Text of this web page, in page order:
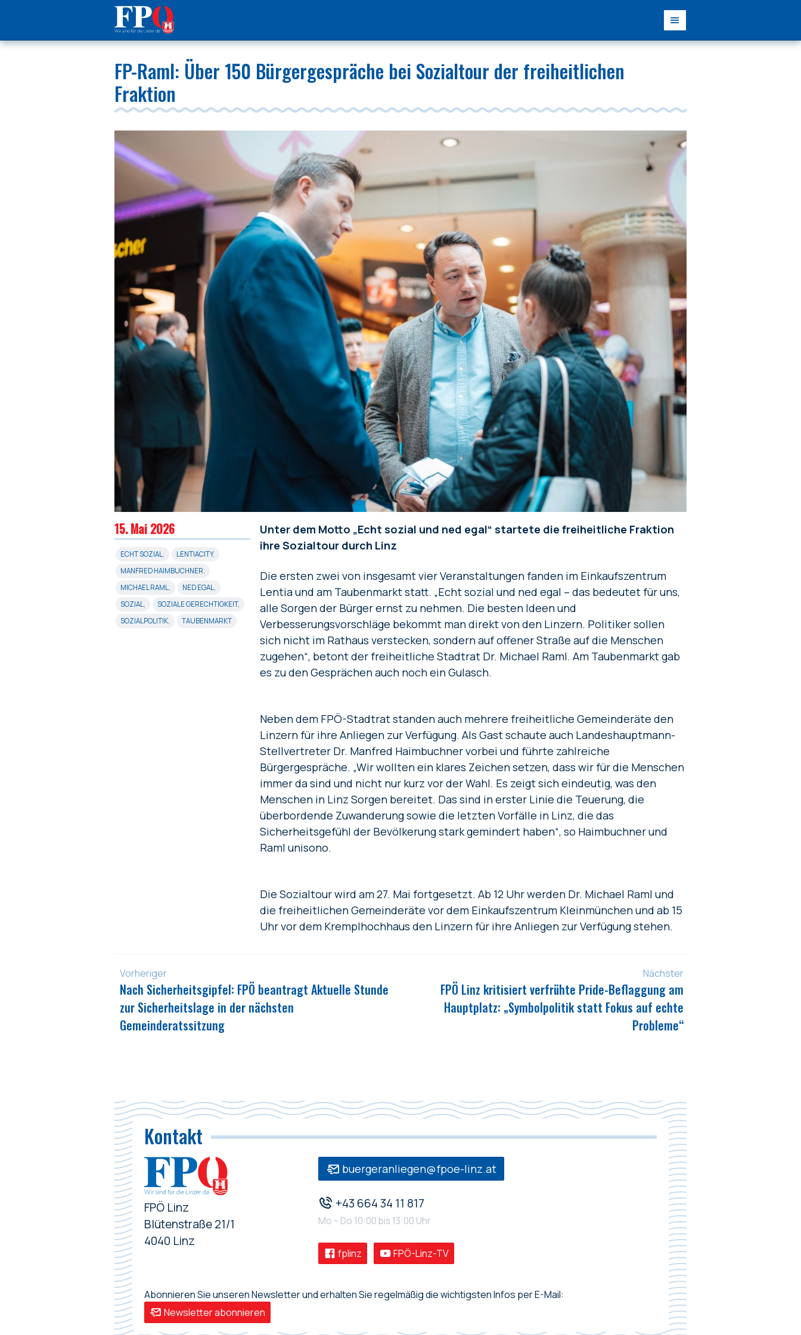
FP-Raml: Über 150 Bürgergespräche bei Sozialtour der freiheitlichen
Fraktion
15. Mai 2026
ECHT SOZIAL, LENTIACITY,
MANFRED HAIMBUCHNER,
MICHAEL RAML, NED EGAL,
SOZIAL, SOZIALE GERECHTIGKEIT,
SOZIALPOLITIK, TAUBENMARKT
Unter dem Motto „Echt sozial und ned egal“ startete die freiheitliche Fraktion
ihre Sozialtour durch Linz
Die ersten zwei von insgesamt vier Veranstaltungen fanden im Einkaufszentrum
Lentia und am Taubenmarkt statt. „Echt sozial und ned egal – das bedeutet für uns,
alle Sorgen der Bürger ernst zu nehmen. Die besten Ideen und
Verbesserungsvorschläge bekommt man direkt von den Linzern. Politiker sollen
sich nicht im Rathaus verstecken, sondern auf offener Straße auf die Menschen
zugehen“, betont der freiheitliche Stadtrat Dr. Michael Raml. Am Taubenmarkt gab
es zu den Gesprächen auch noch ein Gulasch.
Neben dem FPÖ-Stadtrat standen auch mehrere freiheitliche Gemeinderäte den
Linzern für ihre Anliegen zur Verfügung. Als Gast schaute auch Landeshauptmann-
Stellvertreter Dr. Manfred Haimbuchner vorbei und führte zahlreiche
Bürgergespräche. „Wir wollten ein klares Zeichen setzen, dass wir für die Menschen
immer da sind und nicht nur kurz vor der Wahl. Es zeigt sich eindeutig, was den
Menschen in Linz Sorgen bereitet. Das sind in erster Linie die Teuerung, die
überbordende Zuwanderung sowie die letzten Vorfälle in Linz, die das
Sicherheitsgefühl der Bevölkerung stark gemindert haben“, so Haimbuchner und
Raml unisono.
Die Sozialtour wird am 27. Mai fortgesetzt. Ab 12 Uhr werden Dr. Michael Raml und
die freiheitlichen Gemeinderäte vor dem Einkaufszentrum Kleinmünchen und ab 15
Uhr vor dem Kremplhochhaus den Linzern für ihre Anliegen zur Verfügung stehen.
Vorheriger
Nach Sicherheitsgipfel: FPÖ beantragt Aktuelle Stunde
zur Sicherheitslage in der nächsten
Gemeinderatssitzung
Nächster
FPÖ Linz kritisiert verfrühte Pride-Beflaggung am
Hauptplatz: „Symbolpolitik statt Fokus auf echte
Probleme“
Kontakt
FPÖ Linz
Blütenstraße 21/1
4040 Linz
buergeranliegen@fpoe-linz.at
+43 664 34 11 817
Mo – Do 10:00 bis 13:00 Uhr
fplinz FPÖ-Linz-TV
Abonnieren Sie unseren Newsletter und erhalten Sie regelmäßig die wichtigsten Infos per E-Mail:
Newsletter abonnieren